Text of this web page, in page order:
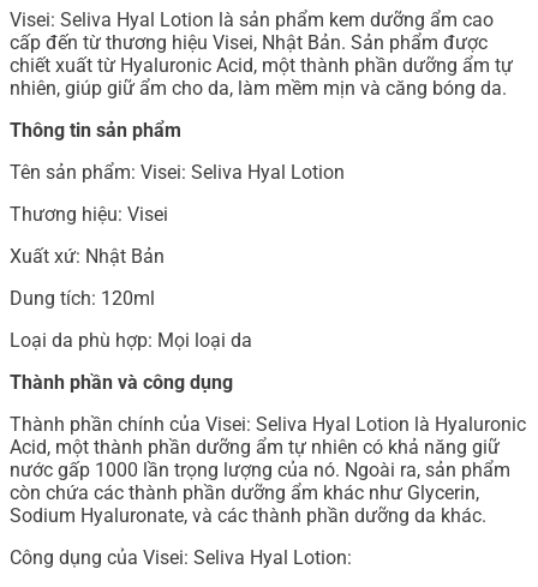
Visei: Seliva Hyal Lotion là sản phẩm kem dưỡng ẩm cao
cấp đến từ thương hiệu Visei, Nhật Bản. Sản phẩm được
chiết xuất từ Hyaluronic Acid, một thành phần dưỡng ẩm tự
nhiên, giúp giữ ẩm cho da, làm mềm mịn và căng bóng da.
Thông tin sản phẩm
Tên sản phẩm: Visei: Seliva Hyal Lotion
Thương hiệu: Visei
Xuất xứ: Nhật Bản
Dung tích: 120ml
Loại da phù hợp: Mọi loại da
Thành phần và công dụng
Thành phần chính của Visei: Seliva Hyal Lotion là Hyaluronic
Acid, một thành phần dưỡng ẩm tự nhiên có khả năng giữ
nước gấp 1000 lần trọng lượng của nó. Ngoài ra, sản phẩm
còn chứa các thành phần dưỡng ẩm khác như Glycerin,
Sodium Hyaluronate, và các thành phần dưỡng da khác.
Công dụng của Visei: Seliva Hyal Lotion: